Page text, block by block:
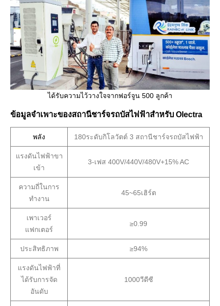
ได้รับความไว้วางใจจากฟอร์จูน 500 ลูกค้า
ข้อมูลจำเพาะของสถานีชาร์จรถบัสไฟฟ้าสำหรับ Olectra
พลัง 180ระดับกิโลวัตต์ 3 สถานีชาร์จรถบัสไฟฟ้า
แรงดันไฟฟ้าขา
เข้า
3-เฟส 400V/440V/480V+15% AC
ความถี่ในการ
ทำงาน
45~65เฮิร์ต
เพาเวอร์
แฟกเตอร์
≥0.99
ประสิทธิภาพ ≥94%
แรงดันไฟฟ้าที่
ได้รับการจัด
อันดับ
1000วีดีซี